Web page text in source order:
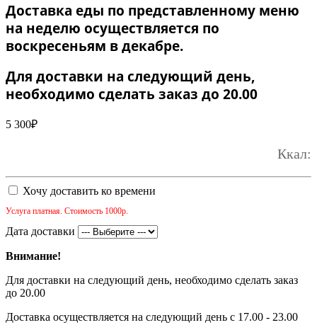
Доставка еды по представленному меню
на неделю осуществляется по
воскресеньям в декабре.
Для доставки на следующий день,
необходимо сделать заказ до 20.00
5 300₽
Ккал:
Хочу доставить ко времени
Услуга платная. Стоимость 1000р.
Дата доставки
Внимание!
Для доставки на следующий день, необходимо сделать заказ
до 20.00
Доставка осуществляется на следующий день с 17.00 - 23.00